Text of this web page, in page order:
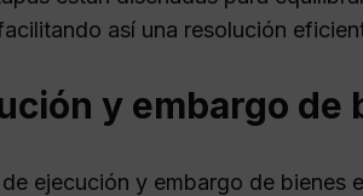
así una resolución
y embargo
ejecución y embargo de bienes